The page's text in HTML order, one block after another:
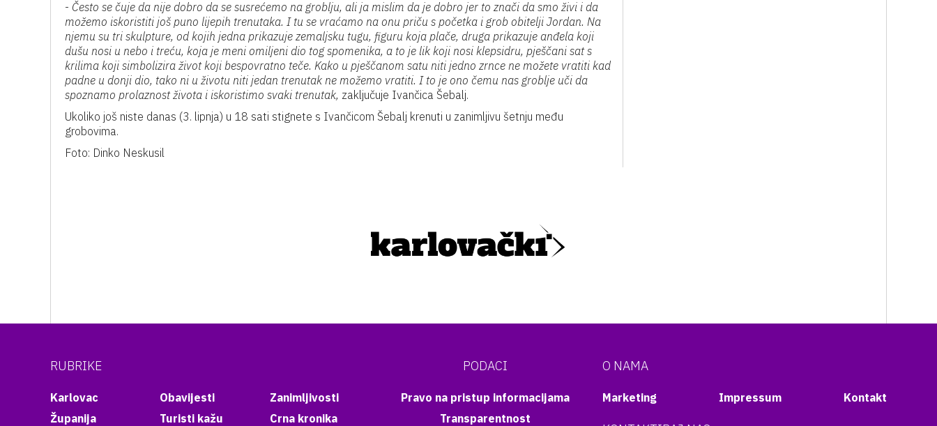
- Često se čuje da nije dobro da se susrećemo na groblju, ali ja mislim da je dobro jer to znači da smo živi i da
možemo iskoristiti još puno lijepih trenutaka. I tu se vraćamo na onu priču s početka i grob obitelji Jordan. Na
njemu su tri skulpture, od kojih jedna prikazuje zemaljsku tugu, figuru koja plače, druga prikazuje anđela koji
dušu nosi u nebo i treću, koja je meni omiljeni dio tog spomenika, a to je lik koji nosi klepsidru, pješčani sat s
krilima koji simbolizira život koji bespovratno teče. Kako u pješčanom satu niti jedno zrnce ne možete vratiti kad
padne u donji dio, tako ni u životu niti jedan trenutak ne možemo vratiti. I to je ono čemu nas groblje uči da
spoznamo prolaznost života i iskoristimo svaki trenutak, zaključuje Ivančica Šebalj.
Ukoliko još niste danas (3. lipnja) u 18 sati stignete s Ivančicom Šebalj krenuti u zanimljivu šetnju među
grobovima.
Foto: Dinko Neskusil
RUBRIKE
Karlovac
Županija
Obavijesti
Turisti kažu
Zanimljivosti
Crna kronika
PODACI
Pravo na pristup informacijama
Transparentnost
O NAMA
Marketing Impressum Kontakt